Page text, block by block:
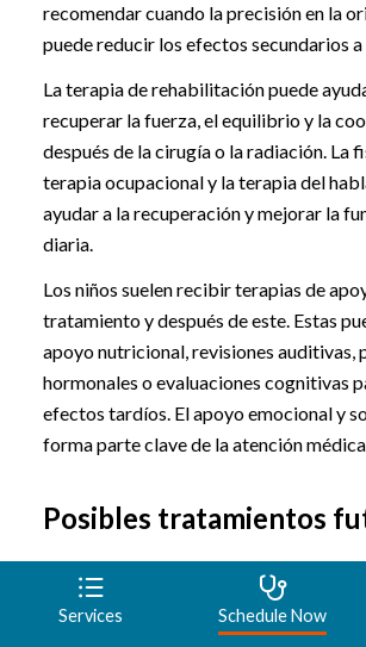
recomendar cuando la precisión en la
puede reducir los efectos secundarios
La terapia de rehabilitación puede
recuperar la fuerza, el equilibrio y la
después de la cirugía o la radiación. La
terapia ocupacional y la terapia del
ayudar a la recuperación y mejorar la
diaria.
Los niños suelen recibir terapias de
tratamiento y después de este. Estas
apoyo nutricional, revisiones auditivas,
hormonales o evaluaciones cognitivas
efectos tardíos. El apoyo emocional y
forma parte clave de la atención
Posibles tratamientos
Los investigadores estudian nuevos
dirigidos a los genes y las vías
Services Schedule Now